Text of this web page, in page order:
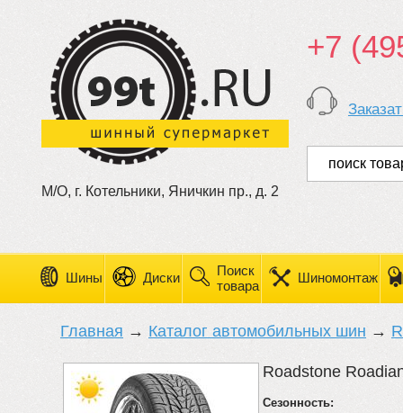
М/О, г. Котельники, Яничкин пр., д. 2
+7
Шины Диски
Поиск
товара
Шиномонтаж
Главная → Каталог автомобильных шин →
Roadstone
Сезонность: